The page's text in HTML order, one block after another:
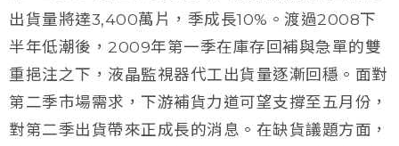
出貨量將達3,400萬片，季成長10%。渡過2008下
半年低潮後，2009年第一季在庫存回補與急單的雙
重挹注之下，液晶監視器代工出貨量逐漸回穩。面對
第二季市場需求，下游補貨力道可望支撐至五月份，
對第二季出貨帶來正成長的消息。在缺貨議題方面，